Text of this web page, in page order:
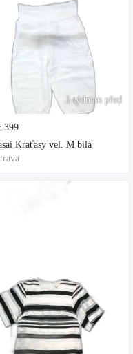
1 týdnem před
399
Kraťasy vel. M bílá